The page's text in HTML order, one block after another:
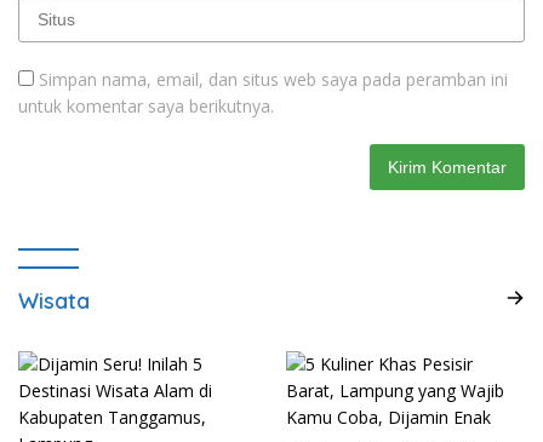
Simpan nama, email, dan situs web saya pada peramban ini
untuk komentar saya berikutnya.
Wisata